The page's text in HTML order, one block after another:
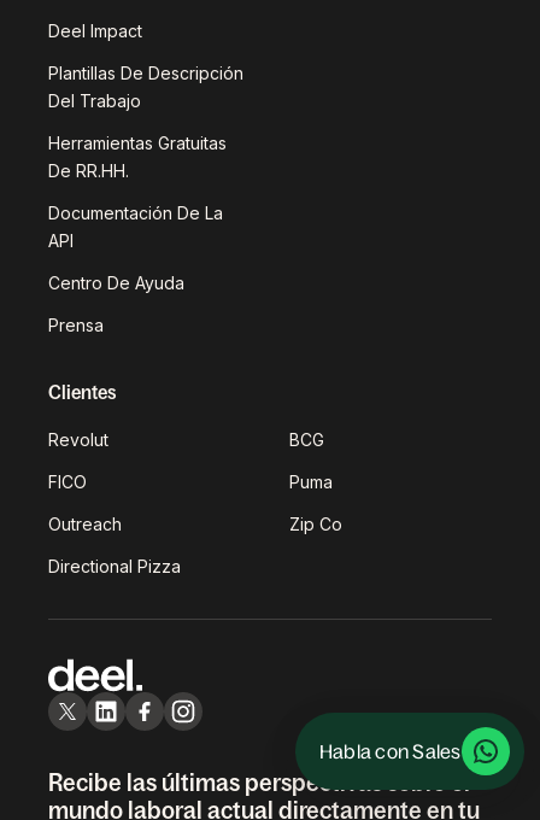
Habla con Sales
Deel Impact
Plantillas De Descripción
Del Trabajo
Herramientas Gratuitas
De RR.HH.
Documentación De La
API
Centro De Ayuda
Prensa
Clientes
Revolut BCG
FICO Puma
Outreach Zip Co
Directional Pizza
Recibe las últimas perspectivas sobre el
mundo laboral actual directamente en tu